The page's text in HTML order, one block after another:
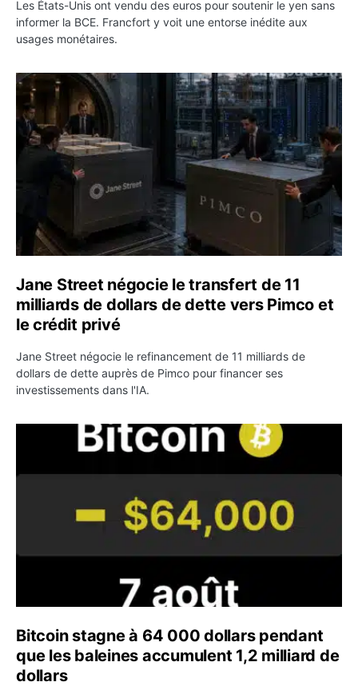
Les États-Unis ont vendu des euros pour soutenir le yen sans
informer la BCE. Francfort y voit une entorse inédite aux
usages monétaires.
Jane Street négocie le transfert de 11 milliards de
Jane Street négocie le transfert de 11
milliards de dollars de dette vers Pimco et
le crédit privé
Jane Street négocie le refinancement de 11 milliards de
dollars de dette auprès de Pimco pour financer ses
investissements dans l'IA.
Bitcoin stagne à 64 000 dollars pendant que les
Bitcoin stagne à 64 000 dollars pendant
que les baleines accumulent 1,2 milliard de
dollars